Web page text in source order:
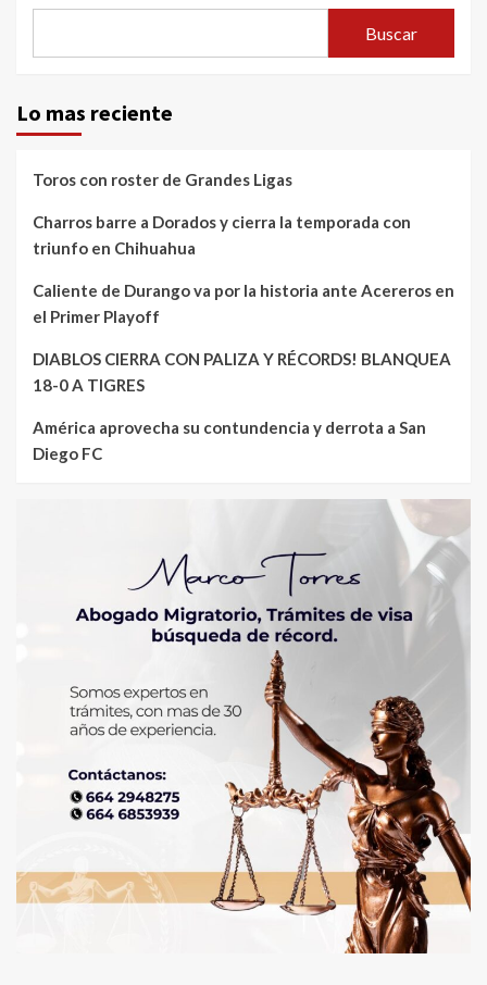
Buscar
Lo mas reciente
Toros con roster de Grandes Ligas
Charros barre a Dorados y cierra la temporada con
triunfo en Chihuahua
Caliente de Durango va por la historia ante Acereros en
el Primer Playoff
DIABLOS CIERRA CON PALIZA Y RÉCORDS! BLANQUEA
18-0 A TIGRES
América aprovecha su contundencia y derrota a San
Diego FC